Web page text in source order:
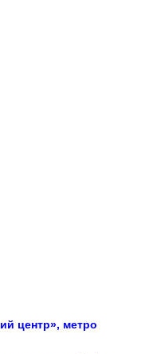
центр», метро